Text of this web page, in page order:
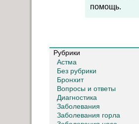
помощь.
Рубрики
Астма
Без рубрики
Бронхит
Вопросы и ответы
Диагностика
Заболевания
Заболевания горла